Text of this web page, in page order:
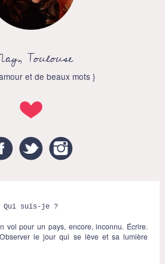
Toulouse
et de beaux mots }
FacebookTwitter
Qui suis-je ?
vol pour un pays, encore, inconnu. Écrire.
Observer le jour qui se lève et sa lumière